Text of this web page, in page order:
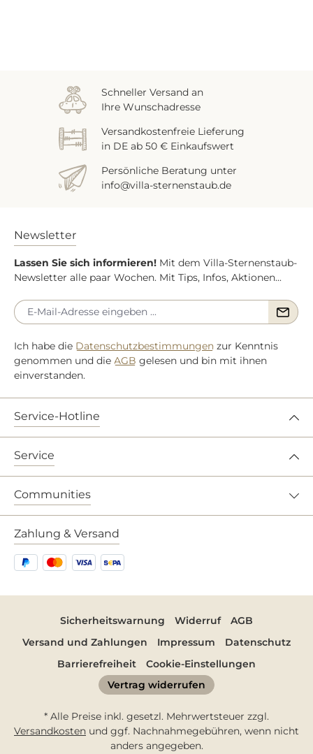
Schneller Versand an
Ihre Wunschadresse
Versandkostenfreie Lieferung
in DE ab 50 € Einkaufswert
Persönliche Beratung unter
info@villa-sternenstaub.de
Newsletter
Lassen Sie sich informieren! Mit dem Villa-Sternenstaub-
Newsletter alle paar Wochen. Mit Tips, Infos, Aktionen...
Ich habe die Datenschutzbestimmungen zur Kenntnis
genommen und die AGB gelesen und bin mit ihnen
einverstanden.
Service-Hotline
Service
Communities
Zahlung & Versand
Sicherheitswarnung Widerruf
AGB
Versand und Zahlungen
Impressum
Datenschutz
Barrierefreiheit
Cookie-Einstellungen
Vertrag widerrufen
* Alle Preise inkl. gesetzl. Mehrwertsteuer zzgl.
Versandkosten und ggf. Nachnahmegebühren, wenn nicht
anders angegeben.